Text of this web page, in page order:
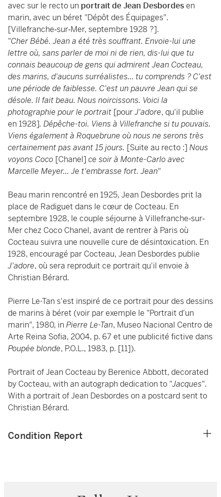
avec sur le recto un portrait de Jean Desbordesen
marin, avec un béret "Dépôt des Équipages".
[Villefranche‐sur‐Mer, septembre 1928 ?].
"Cher Bébé. Jean a été très souffrant. Envoie-lui une
lettre où, sans parler de moi ni de rien, dis-lui que tu
connais beaucoup de gens qui admirent Jean Cocteau,
des marins, d'aucuns surréalistes... tu comprends ? C'est
une période de faiblesse. C'est un pauvre Jean qui se
désole. Il fait beau. Nous noircissons. Voici la
photographie pour le portrait [pourJ'adore, qu'il publie
en 1928]. Dépêche-toi. Viens à Villefranche si tu pouvais.
Viens également à Roquebrune où nous ne serons très
certainement pas avant 15 jours. [Suite au recto :] Nous
voyons Coco [Chanel] ce soir à Monte-Carlo avec
Marcelle Meyer... Je t'embrasse fort. Jean"
Beau marin rencontré en 1925, Jean Desbordes prit la
place de Radiguet dans le cœur de Cocteau. En
septembre 1928, le couple séjourne à Villefranche‐sur‐
Mer chez Coco Chanel, avant de rentrer à Paris où
Cocteau suivra une nouvelle cure de désintoxication. En
1928, encouragé par Cocteau, Jean Desbordes publie
J'adore, où sera reproduit ce portrait qu'il envoie à
Christian Bérard.
Pierre Le-Tan s'est inspiré de ce portrait pour des dessins
de marins à béret (voir par exemple le "Portrait d'un
marin", 1980, in Pierre Le-Tan, Museo Nacional Centro de
Arte Reina Sofia, 2004, p. 67 et une publicité fictive dans
Poupée blonde, P.O.L., 1983, p. [11]).
Portrait of Jean Cocteau by Berenice Abbott, decorated
by Cocteau, with an autograph dedication to "Jacques".
With a portrait of Jean Desbordes on a postcard sent to
Christian Bérard.
Condition Report